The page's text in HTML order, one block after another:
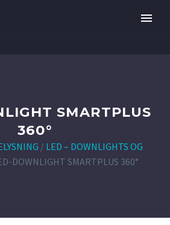
SMARTPLUS
360°
/ LED – DOWNLIGHTS OG
DOWNLIGHT SMARTPLUS 360°